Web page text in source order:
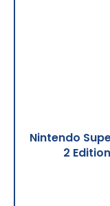
Nintendo
2